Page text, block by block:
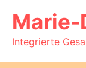
zum
InhaltMarie-
Integrierte